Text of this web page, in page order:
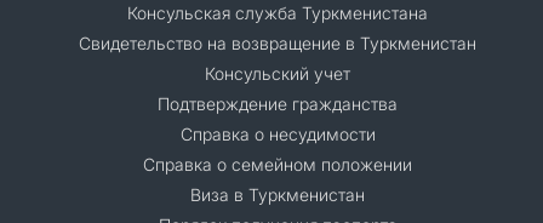
Консульская служба Туркменистана
Свидетельство на возвращение в Туркменистан
Консульский учет
Подтверждение гражданства
Справка о несудимости
Справка о семейном положении
Виза в Туркменистан